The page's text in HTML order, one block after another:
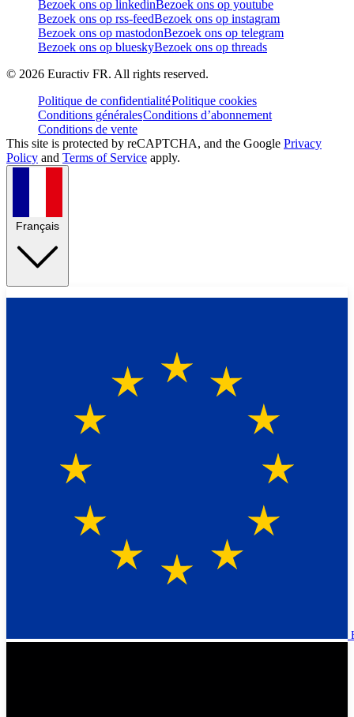
Bezoek ons op linkedinBezoek ons op youtube
Bezoek ons op rss-feedBezoek ons op instagram
Bezoek ons op mastodonBezoek ons op telegram
Bezoek ons op blueskyBezoek ons op threads
© 2026 Euractiv FR. All rights reserved.
Politique de confidentialitéPolitique cookies
Conditions généralesConditions d’abonnement
Conditions de vente
This site is protected by reCAPTCHA, and the Google Privacy
Policy and Terms of Service apply.
Français